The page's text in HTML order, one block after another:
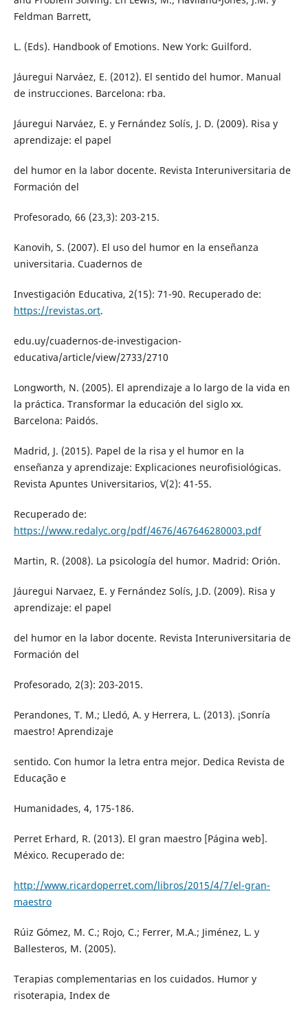
Feldman Barrett,
L. (Eds). Handbook of Emotions. New York: Guilford.
Jáuregui Narváez, E. (2012). El sentido del humor. Manual
de instrucciones. Barcelona: rba.
Jáuregui Narváez, E. y Fernández Solís, J. D. (2009). Risa y
aprendizaje: el papel
del humor en la labor docente. Revista Interuniversitaria de
Formación del
Profesorado, 66 (23,3): 203-215.
Kanovih, S. (2007). El uso del humor en la enseñanza
universitaria. Cuadernos de
Investigación Educativa, 2(15): 71-90. Recuperado de:
https://revistas.ort.
edu.uy/cuadernos-de-investigacion-
educativa/article/view/2733/2710
Longworth, N. (2005). El aprendizaje a lo largo de la vida en
la práctica. Transformar la educación del siglo xx.
Barcelona: Paidós.
Madrid, J. (2015). Papel de la risa y el humor en la
enseñanza y aprendizaje: Explicaciones neurofisiológicas.
Revista Apuntes Universitarios, V(2): 41-55.
Recuperado de:
https://www.redalyc.org/pdf/4676/467646280003.pdf
Martin, R. (2008). La psicología del humor. Madrid: Orión.
Jáuregui Narvaez, E. y Fernández Solís, J.D. (2009). Risa y
aprendizaje: el papel
del humor en la labor docente. Revista Interuniversitaria de
Formación del
Profesorado, 2(3): 203-2015.
Perandones, T. M.; Lledó, A. y Herrera, L. (2013). ¡Sonría
maestro! Aprendizaje
sentido. Con humor la letra entra mejor. Dedica Revista de
Educação e
Humanidades, 4, 175-186.
Perret Erhard, R. (2013). El gran maestro [Página web].
México. Recuperado de:
http://www.ricardoperret.com/libros/2015/4/7/el-gran-
maestro
Rúiz Gómez, M. C.; Rojo, C.; Ferrer, M.A.; Jiménez, L. y
Ballesteros, M. (2005).
Terapias complementarias en los cuidados. Humor y
risoterapia, Index de